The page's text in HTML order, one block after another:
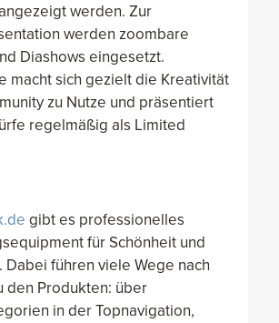
werden. Zur
werden zoombare
Diashows eingesetzt.
macht sich gezielt die Kreativität
zu Nutze und präsentiert
regelmäßig als Limited
gibt es professionelles
für Schönheit und
Dabei führen viele Wege nach
den Produkten: über
in der Topnavigation,